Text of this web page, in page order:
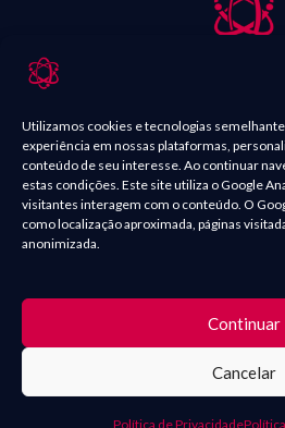
Utilizamos cookies e tecnologias
experiência em nossas plataformas,
conteúdo de seu interesse. Ao continuar
estas condições. Este site utiliza o Google
visitantes interagem com o conteúdo. O
como localização aproximada, páginas
anonimizada.
Continuar
Cancelar
Política de Privacidade
Contato
Política de
Política de
Termos e
O conteúdo presente nas
séries, quadrinhos, mangás e vídeos
direitos são de seus respectivos